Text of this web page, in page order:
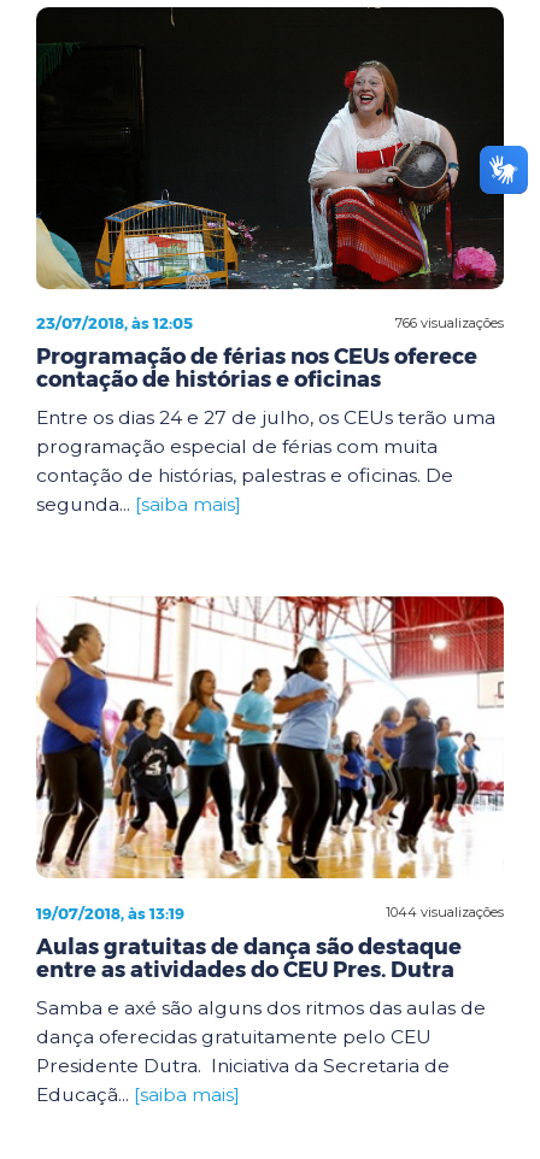
766 visualizações
23/07/2018, às 12:05
Programação de férias nos CEUs oferece
contação de histórias e oficinas
Entre os dias 24 e 27 de julho, os CEUs terão uma
programação especial de férias com muita
contação de histórias, palestras e oficinas. De
segunda... [saiba mais]
1044 visualizações
19/07/2018, às 13:19
Aulas gratuitas de dança são destaque
entre as atividades do CEU Pres. Dutra
Samba e axé são alguns dos ritmos das aulas de
dança oferecidas gratuitamente pelo CEU
Presidente Dutra. Iniciativa da Secretaria de
Educaçã... [saiba mais]